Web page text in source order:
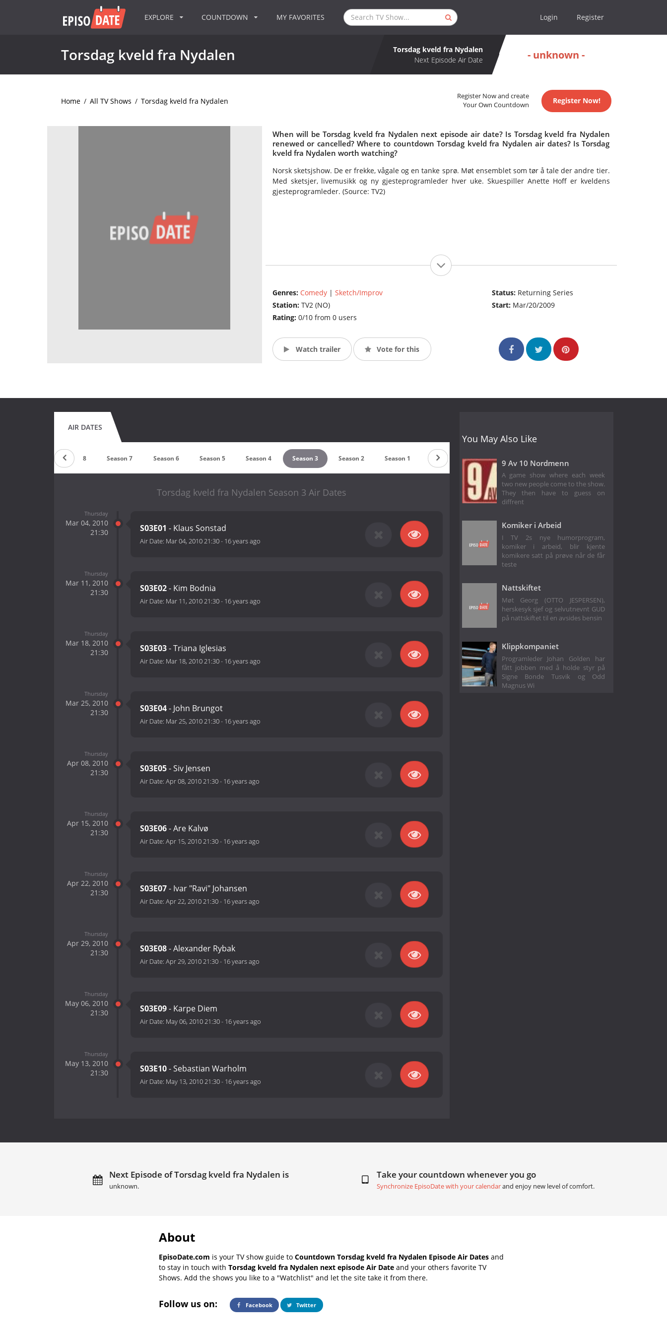
EXPLORE COUNTDOWN MY FAVORITES Login Register
Torsdag kveld fra Nydalen
Torsdag kveld fra Nydalen
Next Episode Air Date
- unknown -
Home / All TV Shows / Torsdag kveld fra Nydalen
Register Now and create
Your Own Countdown
Register Now!
When will be Torsdag kveld fra Nydalen next episode air date? Is Torsdag kveld fra Nydalen
renewed or cancelled? Where to countdown Torsdag kveld fra Nydalen air dates? Is Torsdag
kveld fra Nydalen worth watching?
Norsk sketsjshow. De er frekke, vågale og en tanke sprø. Møt ensemblet som tør å tale der andre tier.
Med sketsjer, livemusikk og ny gjesteprogramleder hver uke. Skuespiller Anette Hoff er kveldens
gjesteprogramleder. (Source: TV2)
Genres: Comedy| Sketch/Improv
Station: TV2 (NO)
Rating: 0/10 from 0 users
Status: Returning Series
Start: Mar/20/2009
Watch trailer Vote for this
AIR DATES
Season 8 Season 7 Season 6 Season 5 Season 4 Season 3 Season 2 Season 1
Torsdag kveld fra Nydalen Season 3 Air Dates
Thursday
Mar 04, 2010
21:30
S03E01 - Klaus Sonstad
Air Date: Mar 04, 2010 21:30- 16 years ago
Thursday
Mar 11, 2010
21:30
S03E02- Kim Bodnia
Air Date: Mar 11, 2010 21:30- 16 years ago
Thursday
Mar 18, 2010
21:30
S03E03- Triana Iglesias
Air Date: Mar 18, 2010 21:30- 16 years ago
Thursday
Mar 25, 2010
21:30
S03E04- John Brungot
Air Date: Mar 25, 2010 21:30- 16 years ago
Thursday
Apr 08, 2010
21:30
S03E05- Siv Jensen
Air Date: Apr 08, 2010 21:30- 16 years ago
Thursday
Apr 15, 2010
21:30
S03E06- Are Kalvø
Air Date: Apr 15, 2010 21:30- 16 years ago
Thursday
Apr 22, 2010
21:30
S03E07- Ivar "Ravi" Johansen
Air Date: Apr 22, 2010 21:30- 16 years ago
Thursday
Apr 29, 2010
21:30
S03E08- Alexander Rybak
Air Date: Apr 29, 2010 21:30- 16 years ago
Thursday
May 06, 2010
21:30
S03E09- Karpe Diem
Air Date: May 06, 2010 21:30- 16 years ago
Thursday
May 13, 2010
21:30
S03E10- Sebastian Warholm
Air Date: May 13, 2010 21:30- 16 years ago
You May Also Like
9 Av 10 Nordmenn
A game show where each week
two new people come to the show.
They then have to guess on
diffrent
Komiker i Arbeid
I TV 2s nye humorprogram,
komiker i arbeid, blir kjente
komikere satt på prøve når de får
teste
Nattskiftet
Møt Georg (OTTO JESPERSEN),
herskesyk sjef og selvutnevnt GUD
på nattskiftet til en avsides bensin
Klippkompaniet
Programleder Johan Golden har
fått jobben med å holde styr på
Signe Bonde Tusvik og Odd
Magnus Wi
Next Episode of Torsdag kveld fra Nydalen is
unknown.
Take your countdown whenever you go
Synchronize EpisoDate with your calendarand enjoy new level of comfort.
About
EpisoDate.com is your TV show guide to Countdown Torsdag kveld fra Nydalen Episode Air Dates and
to stay in touch with Torsdag kveld fra Nydalen next episode Air Date and your others favorite TV
Shows. Add the shows you like to a "Watchlist" and let the site take it from there.
Follow us on: Facebook Twitter